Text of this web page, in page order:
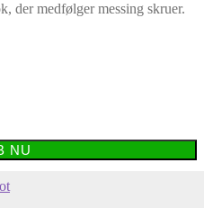
der medfølger messing skruer.
NU